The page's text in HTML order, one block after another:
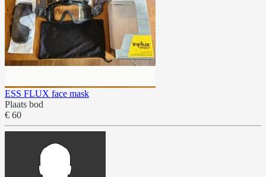
ESS FLUX face mask
Plaats bod
€ 60